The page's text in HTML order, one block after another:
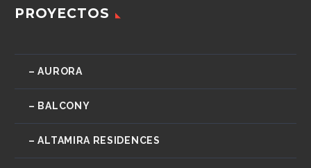
PROYECTOS
– AURORA
– BALCONY
– ALTAMIRA RESIDENCES